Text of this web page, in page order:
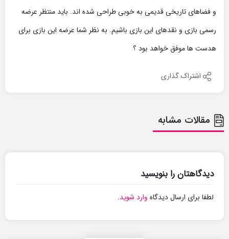
و فضاهای تاریخی قدیمی به خوبی طراحی شده اند. باید منتظر عرضه
رسمی بازی و نقدهای این بازی باشیم. به نظر شما عرضه این بازی برای
هدست ها موفق خواهد بود ؟
اشتراک گذاری
مقالات مشابه
دیدگاهتان را بنویسید
لطفا برای ارسال دیدگاه وارد شوید.